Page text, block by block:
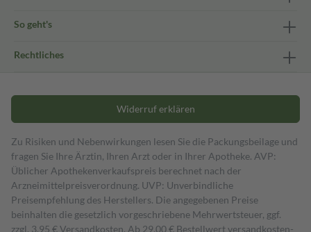
So geht's
Rechtliches
Widerruf erklären
Zu Risiken und Nebenwirkungen lesen Sie die Packungsbeilage und
fragen Sie Ihre Ärztin, Ihren Arzt oder in Ihrer Apotheke. AVP:
Üblicher Apothekenverkaufspreis berechnet nach der
Arzneimittelpreisverordnung. UVP: Unverbindliche
Preisempfehlung des Herstellers. Die angegebenen Preise
beinhalten die gesetzlich vorgeschriebene Mehrwertsteuer, ggf.
zzgl. 3,95 € Versandkosten. Ab 29,00 € Bestell­wert versand­kosten­